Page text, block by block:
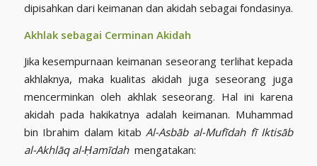
dipisahkan dari keimanan dan akidah sebagai fondasinya.
Akhlak sebagai Cerminan Akidah
Jika kesempurnaan keimanan seseorang terlihat kepada
akhlaknya, maka kualitas akidah juga seseorang juga
mencerminkan oleh akhlak seseorang. Hal ini karena
akidah pada hakikatnya adalah keimanan. Muhammad
bin Ibrahim dalam kitabAl-Asbāb al-Mufīdah fī Iktisāb
al-Akhlāq al-Ḥamīdah mengatakan: